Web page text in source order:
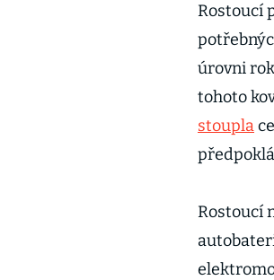
Rostoucí
úrovni
tohoto
stoupla
Rostoucí